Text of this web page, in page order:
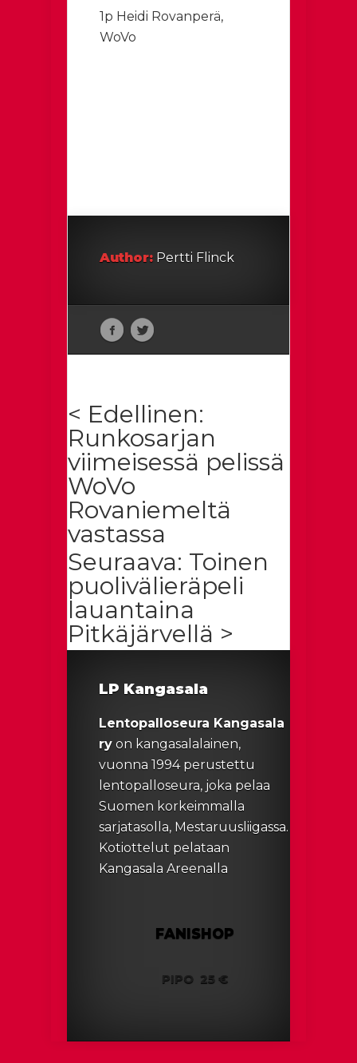
1p Heidi Rovanperä,
WoVo
Author: Pertti Flinck
< Edellinen:
Runkosarjan
viimeisessä pelissä
WoVo
Rovaniemeltä
vastassa
Seuraava: Toinen
puolivälieräpeli
lauantaina
Pitkäjärvellä >
LP Kangasala
Lentopalloseura Kangasala
ry on kangasalalainen,
vuonna 1994 perustettu
lentopalloseura, joka pelaa
Suomen korkeimmalla
sarjatasolla, Mestaruusliigassa.
Kotiottelut pelataan
Kangasala Areenalla
FANISHOP
PIPO 25 €